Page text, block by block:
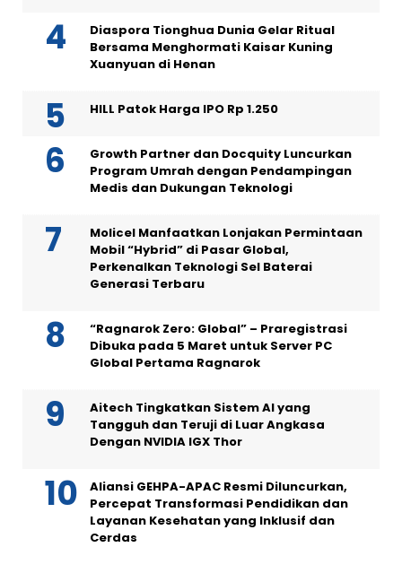
Diaspora Tionghua Dunia Gelar Ritual
Bersama Menghormati Kaisar Kuning
Xuanyuan di Henan
HILL Patok Harga IPO Rp 1.250
Growth Partner dan Docquity Luncurkan
Program Umrah dengan Pendampingan
Medis dan Dukungan Teknologi
Molicel Manfaatkan Lonjakan Permintaan
Mobil “Hybrid” di Pasar Global,
Perkenalkan Teknologi Sel Baterai
Generasi Terbaru
“Ragnarok Zero: Global” – Praregistrasi
Dibuka pada 5 Maret untuk Server PC
Global Pertama Ragnarok
Aitech Tingkatkan Sistem AI yang
Tangguh dan Teruji di Luar Angkasa
Dengan NVIDIA IGX Thor
Aliansi GEHPA-APAC Resmi Diluncurkan,
Percepat Transformasi Pendidikan dan
Layanan Kesehatan yang Inklusif dan
Cerdas